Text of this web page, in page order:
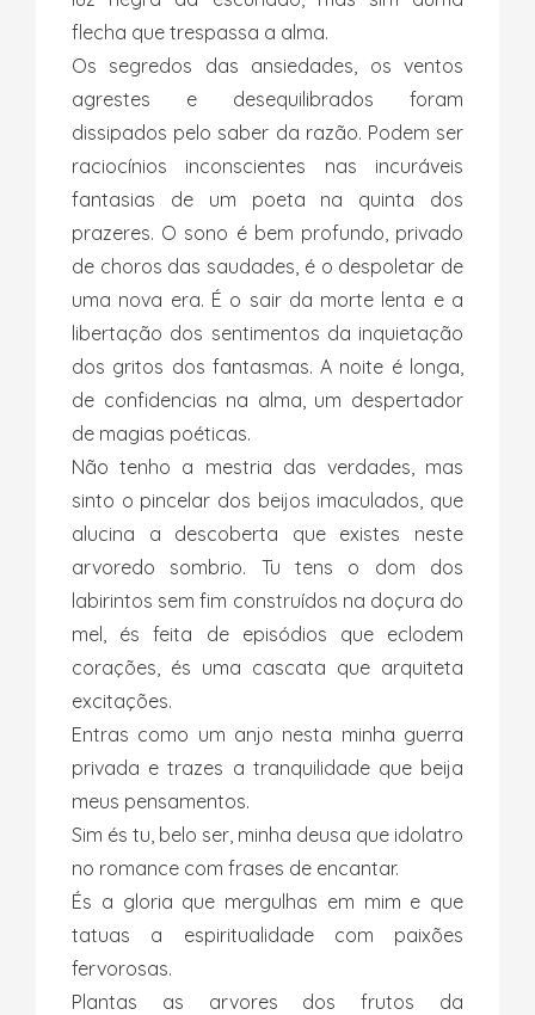
flecha que trespassa a alma.
Os segredos das ansiedades, os ventos
agrestes e desequilibrados foram
dissipados pelo saber da razão. Podem ser
raciocínios inconscientes nas incuráveis
fantasias de um poeta na quinta dos
prazeres. O sono é bem profundo, privado
de choros das saudades, é o despoletar de
uma nova era. É o sair da morte lenta e a
libertação dos sentimentos da inquietação
dos gritos dos fantasmas. A noite é longa,
de confidencias na alma, um despertador
de magias poéticas.
Não tenho a mestria das verdades, mas
sinto o pincelar dos beijos imaculados, que
alucina a descoberta que existes neste
arvoredo sombrio. Tu tens o dom dos
labirintos sem fim construídos na doçura do
mel, és feita de episódios que eclodem
corações, és uma cascata que arquiteta
excitações.
Entras como um anjo nesta minha guerra
privada e trazes a tranquilidade que beija
meus pensamentos.
Sim és tu, belo ser, minha deusa que idolatro
no romance com frases de encantar.
És a gloria que mergulhas em mim e que
tatuas a espiritualidade com paixões
fervorosas.
Plantas as arvores dos frutos da